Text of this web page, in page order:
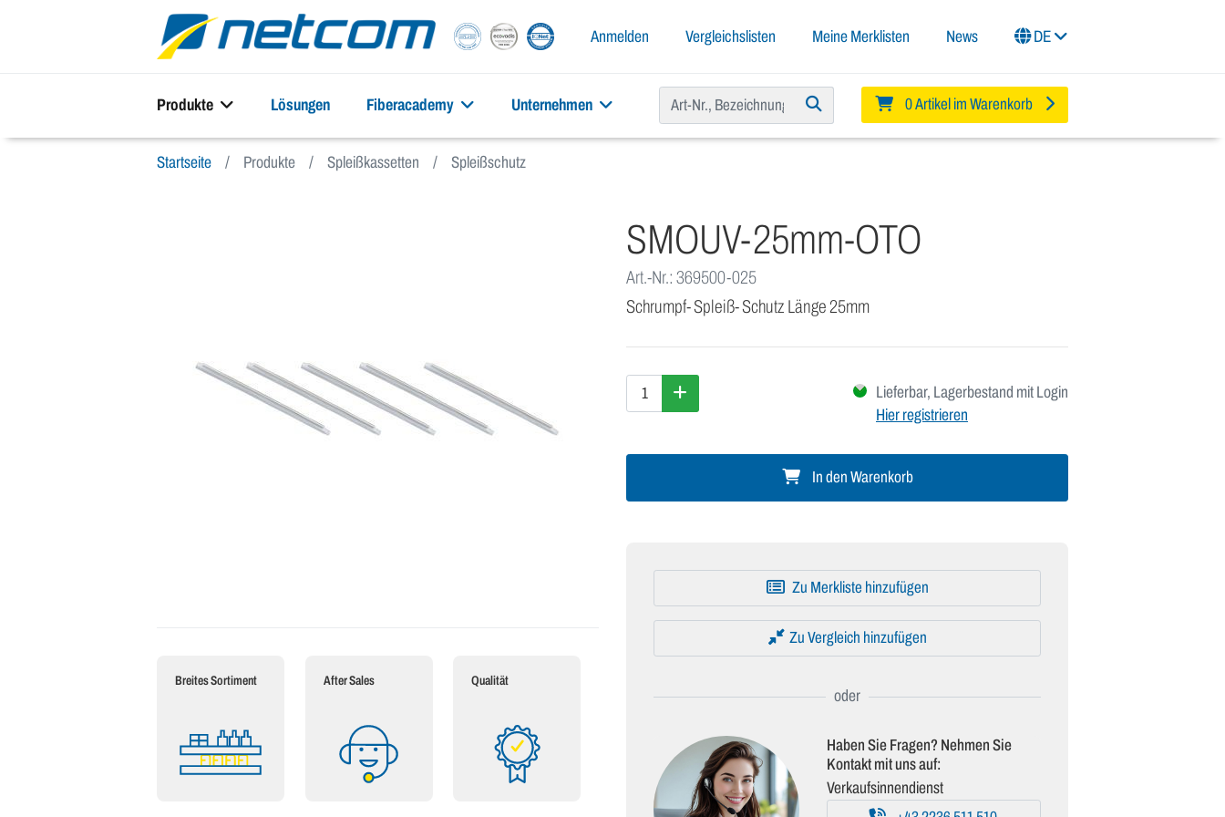
Anmelden Vergleichslisten Meine Merklisten News DE
Produkte Lösungen Fiberacademy Unternehmen 0 Artikel im Warenkorb
Startseite Produkte Spleißkassetten Spleißschutz
Breites Sortiment After Sales Qualität
SMOUV-25mm-OTO
Art.-Nr.: 369500-025
Schrumpf- Spleiß- Schutz Länge 25mm
Lieferbar, Lagerbestand mit Login
Hier registrieren
In den Warenkorb
Zu Merkliste hinzufügen
Zu Vergleich hinzufügen
Haben Sie Fragen? Nehmen Sie
Kontakt mit uns auf:
Verkaufsinnendienst